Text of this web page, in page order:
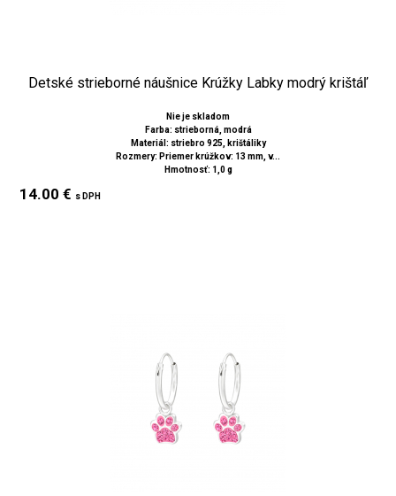
Detské strieborné náušnice Krúžky Labky modrý krištáľ
Nie je skladom
Farba: strieborná, modrá
Materiál: striebro 925, krištáliky
Rozmery: Priemer krúžkov: 13 mm, v...
Hmotnosť: 1,0 g
14.00 € s DPH